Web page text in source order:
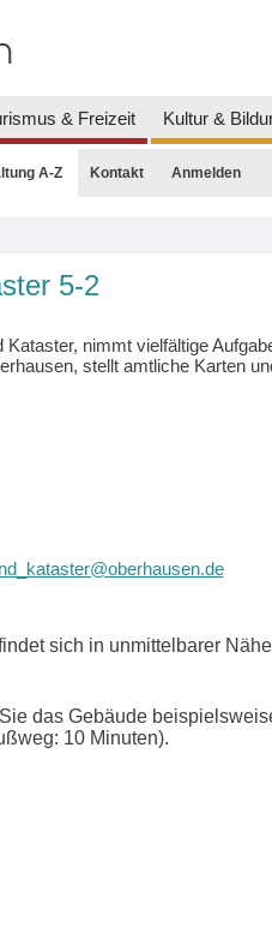
& Freizeit Kultur &
A-Z Kontakt Anmelden
5-2
nimmt vielfältige
stellt amtliche Karten
sich in unmittelbarer
das Gebäude
10 Minuten).